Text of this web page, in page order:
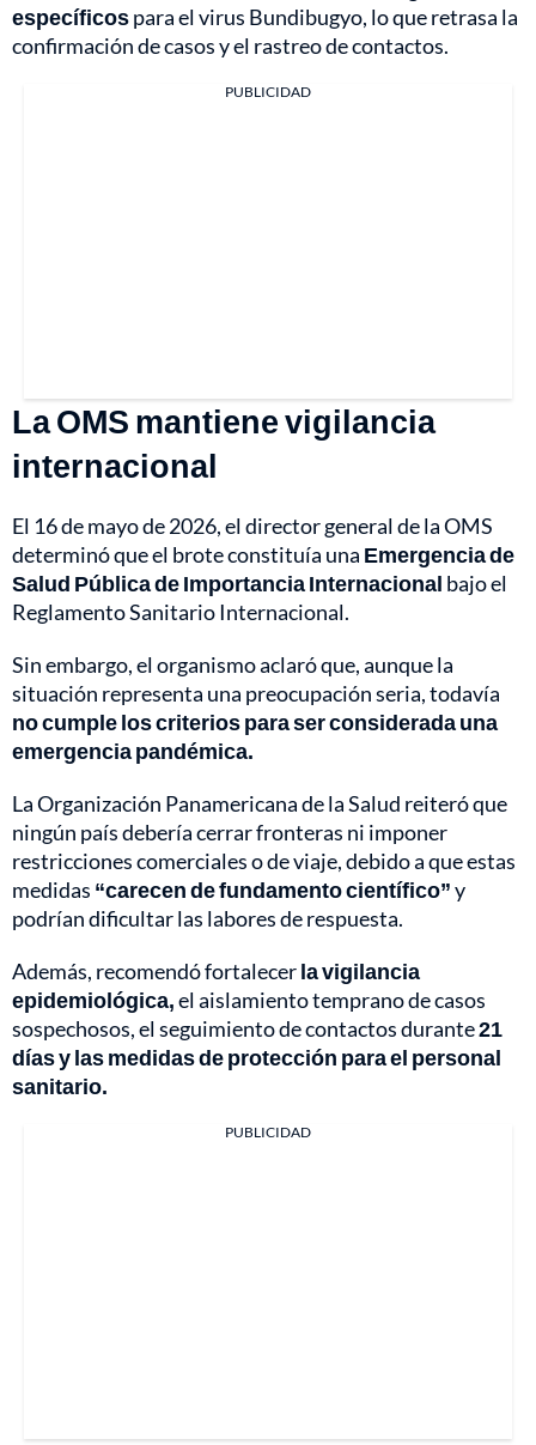
específicospara el virus Bundibugyo, lo que retrasa la
confirmación de casos y el rastreo de contactos.
PUBLICIDAD
La OMS mantiene vigilancia
internacional
El 16 de mayo de 2026, el director general de la OMS
determinó que el brote constituía una Emergencia de
Salud Pública de Importancia Internacional bajo el
Reglamento Sanitario Internacional.
Sin embargo, el organismo aclaró que, aunque la
situación representa una preocupación seria, todavía
no cumple los criterios para ser considerada una
emergencia pandémica.
La Organización Panamericana de la Salud reiteró que
ningún país debería cerrar fronteras ni imponer
restricciones comerciales o de viaje, debido a que estas
medidas “carecen de fundamento científico”y
podrían dificultar las labores de respuesta.
Además, recomendó fortalecerla vigilancia
epidemiológica,el aislamiento temprano de casos
sospechosos, el seguimiento de contactos durante21
días y las medidas de protección para el personal
sanitario.
PUBLICIDAD